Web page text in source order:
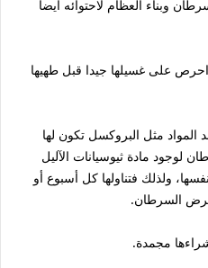
وبناء العظام لاحتوائه أيضا
على غسيلها جيدا قبل طهيها
مثل البروكسل تكون لها
مادة ثيوسيانات الآليل
ولذلك فتناولها كل أسبوع أو
السرطان.
مجمدة.